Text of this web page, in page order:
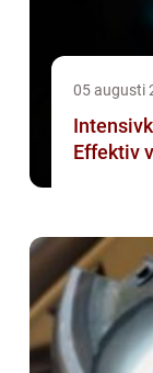
05 augusti
Effektiv